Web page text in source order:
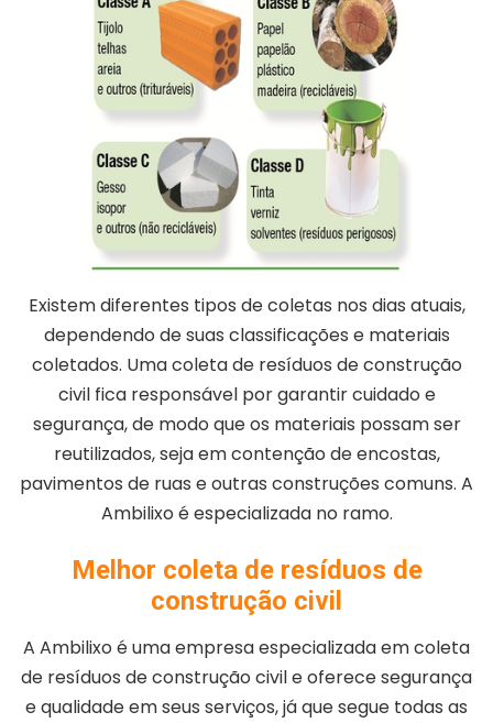
Existem diferentes tipos de coletas nos dias atuais,
dependendo de suas classificações e materiais
coletados. Uma coleta de resíduos de construção
civil fica responsável por garantir cuidado e
segurança, de modo que os materiais possam ser
reutilizados, seja em contenção de encostas,
pavimentos de ruas e outras construções comuns. A
Ambilixo é especializada no ramo.
Melhor coleta de resíduos de
construção civil
A Ambilixo é uma empresa especializada em coleta
de resíduos de construção civil e oferece segurança
e qualidade em seus serviços, já que segue todas as